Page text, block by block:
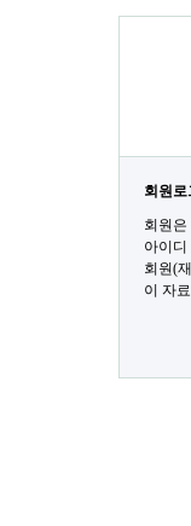
회원로
회원
아이
회원(
이 자